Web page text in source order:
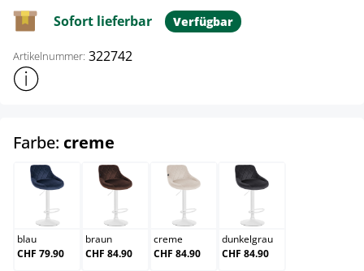
Sofort lieferbar Verfügbar
Artikelnummer: 322742
Weitere Produktinformationen anzeigen
Farbe: creme
blau
blau
CHF 79.90
braun
braun
CHF 84.90
creme
creme
CHF 84.90
dunkelgrau
dunkelgrau
CHF 84.90